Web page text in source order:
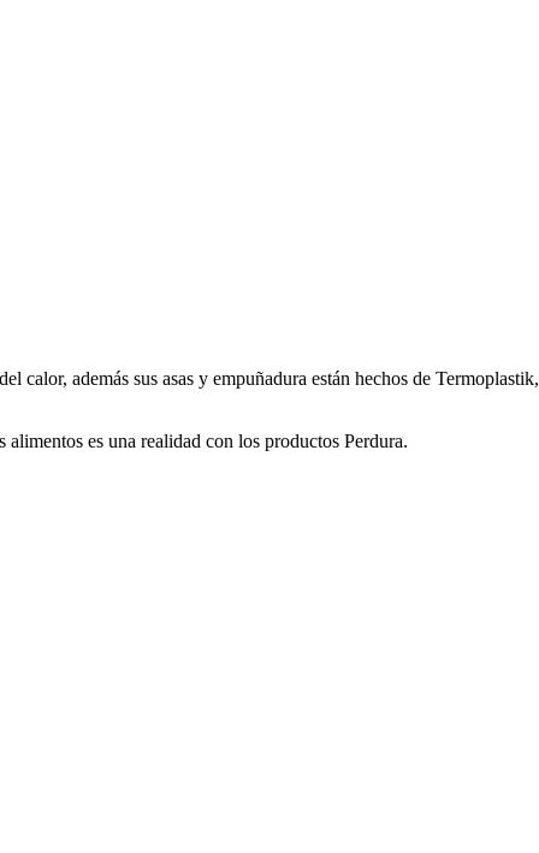
además sus asas y empuñadura están hechos de Termoplastik,
es una realidad con los productos Perdura.